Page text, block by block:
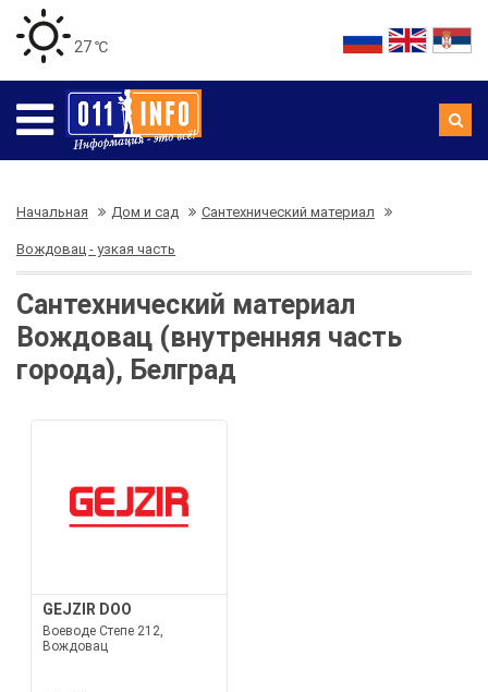
27 ℃
Начальная Дом и сад Сантехнический материал
Вождовац - узкая часть
Сантехнический материал
Вождовац (внутренняя часть
города), Белград
GEJZIR DOO
Воеводе Степе 212,
Вождовац